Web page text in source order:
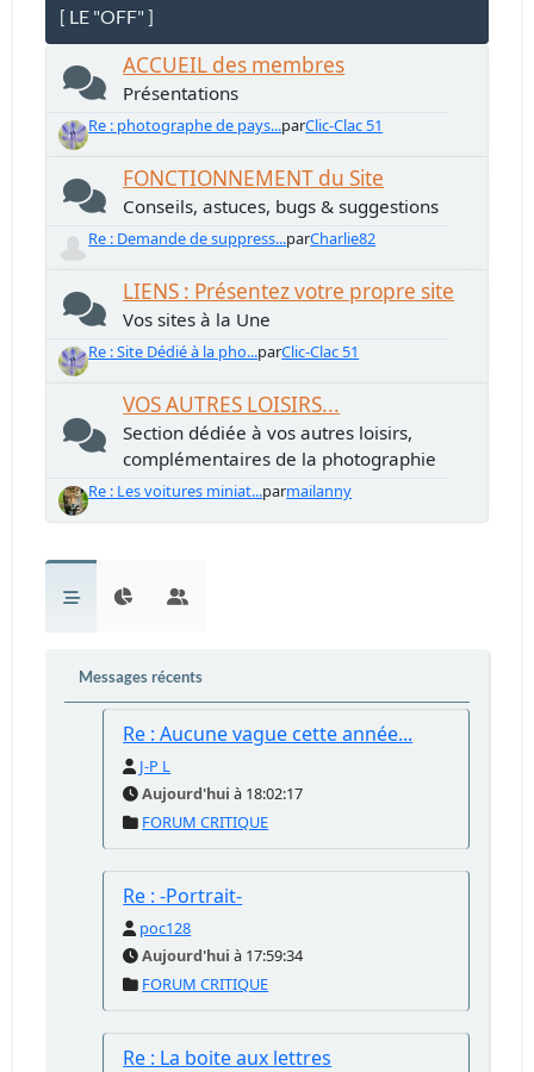
[ LE "OFF" ]
ACCUEIL des membres
Présentations
Re : photographe de pays...parClic-Clac 51
FONCTIONNEMENT du Site
Conseils, astuces, bugs & suggestions
Re : Demande de suppress...parCharlie82
LIENS : Présentez votre propre site
Vos sites à la Une
Re : Site Dédié à la pho...parClic-Clac 51
VOS AUTRES LOISIRS...
Section dédiée à vos autres loisirs,
complémentaires de la photographie
Re : Les voitures miniat...parmailanny
Messages récents
Re : Aucune vague cette année...
J-P L
Aujourd'hui à 18:02:17
FORUM CRITIQUE
Re : -Portrait-
poc128
Aujourd'hui à 17:59:34
FORUM CRITIQUE
Re : La boite aux lettres